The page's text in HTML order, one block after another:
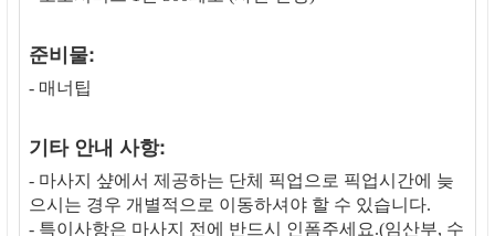
준비물:
- 매너팁
기타 안내 사항:
- 마사지 샾에서 제공하는 단체 픽업으로 픽업시간에 늦
으시는 경우 개별적으로 이동하셔야 할 수 있습니다.
- 특이사항은 마사지 전에 반드시 인폼주세요.(임산부, 수